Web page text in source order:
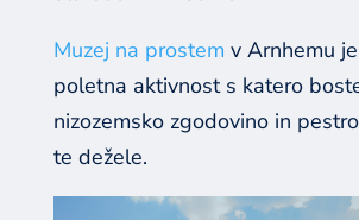
Muzej na prostem v Arnhemu
poletna aktivnost s katero
nizozemsko zgodovino in
te dežele.